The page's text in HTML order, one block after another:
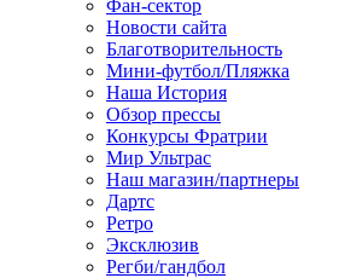
Фан-cектор
Новости сайта
Благотворительность
Мини-футбол/Пляжка
Наша История
Обзор прессы
Конкурсы Фратрии
Мир Ультрас
Наш магазин/партнеры
Дартс
Ретро
Эксклюзив
Регби/гандбол